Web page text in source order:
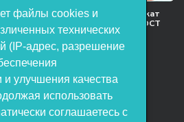
Международный сертификат
менеджмента качества ГОСТ
ISO 9001:2015
права
информация
файлы cookies и
технических
(IP-адрес, разрешение
и улучшения качества
использовать
соглашаетесь с